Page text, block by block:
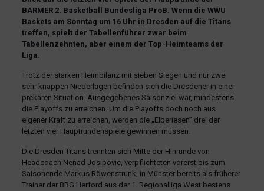
BARMER 2. Basketball Bundesliga ProB. Wenn die WWU
Baskets am Sonntag um 16 Uhr in Dresden auf die Titans
treffen, spielt der Tabellenführer zwar beim
Tabellenzehnten, aber einem der Top-Heimteams der
Liga.
Trotz der starken Heimbilanz mit sieben Siegen und nur zwei
sehr knappen Niederlagen befinden sich die Dresdener in einer
prekären Situation. Ausgegebenes Saisonziel war, mindestens
die Playoffs zu erreichen. Um die Playoffs doch noch aus
eigener Kraft zu erreichen, werden die „Elberiesen” drei der
letzten vier Hauptrundenspiele gewinnen müssen.
Die Dresden Titans trennten sich Mitte der Hinrunde von
Headcoach Nenad Josipovic, verpflichteten vorerst bis zum
Saisonende Markus Röwenstrunk, in Münster bereits als früherer
Trainer der BBG Herford aus der 1. Regionalliga West bestens